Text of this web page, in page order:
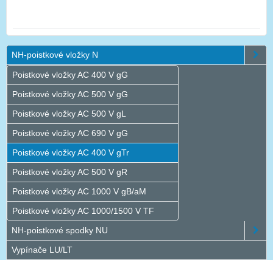
NH-poistkové vložky N
Poistkové vložky AC 400 V gG
Poistkové vložky AC 500 V gG
Poistkové vložky AC 500 V gL
Poistkové vložky AC 690 V gG
Poistkové vložky AC 400 V gTr
Poistkové vložky AC 500 V gR
Poistkové vložky AC 1000 V gB/aM
Poistkové vložky AC 1000/1500 V TF
NH-poistkové spodky NU
Vypínače LU/LT